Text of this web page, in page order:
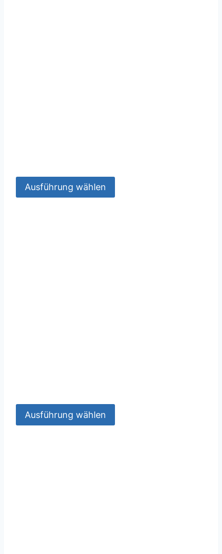
Ausführung wählen
Ausführung wählen